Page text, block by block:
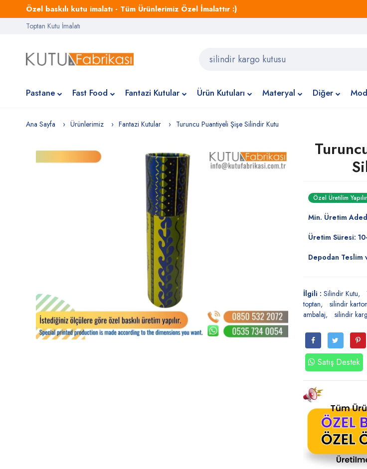
Özel baskılı kutu imalatı - Tüm Ürünlerimiz Özel İmalattır :)
Toptan Kutu İmalatı
Pastane Fast Food Fantazi Kutular Ürün Kutuları Materyal Diğer
Ana Sayfa Ürünlerimiz Fantazi Kutular Turuncu Puantiyeli Şişe Silindir Kutu
Özel Üretilim Yapılır
Min. Üretim
Üretim Süresi:
Depodan Teslim
İlgili : Silindir Kutu
toptan
silindir
ambalaj
silindir
Satış Destek